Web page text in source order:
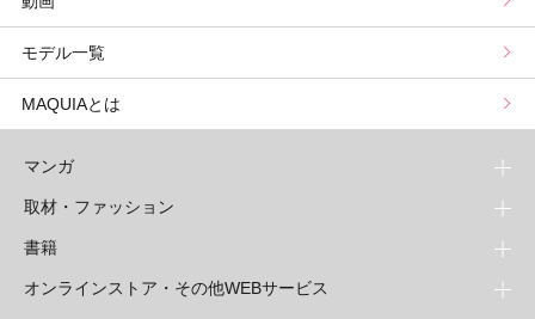
山本舞香のBeauty Script
モデル一覧
MAQUIAとは
マンガ
少年マンガ
週刊少年ジャンプ
青年マンガ
少年ジャンプ+
少女マンガ
取材・ファッション
ファッション・美容
Seventeen
芸能・情報・スポーツ
書籍
文芸・文庫・総合
オンラインストア・その他WEBサービス